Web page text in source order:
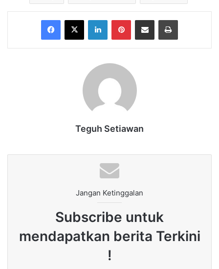
Facebook
X LinkedInPinterestShare via Email Print
Teguh Setiawan
Jangan Ketinggalan
Subscribe untuk
mendapatkan berita Terkini
!